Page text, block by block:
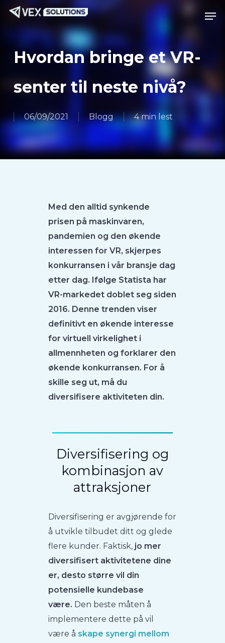
Hvordan bringe et VR-
senter til neste nivå?
06/09/2021 Blogg 4 min lest
Med den alltid synkende
prisen på maskinvaren,
pandemien og den økende
interessen for VR, skjerpes
konkurransen i vår bransje dag
etter dag. Ifølge Statista har
VR-markedet doblet seg siden
2016. Denne trenden viser
definitivt en økende interesse
for virtuell virkelighet i
allmennheten og forklarer den
økende konkurransen. For å
skille seg ut, må du
diversifisere aktiviteten din.
Diversifisering og
kombinasjon av
attraksjoner
Diversifisering er avgjørende for
å utvikle tilbudet ditt og glede
flere kunder. Faktisk, jo mer
diversifisert aktivitetene dine
er, desto større vil din
potensielle kundebase
være. Den beste måten å
implementere dette på vil
være å skape synergi mellom